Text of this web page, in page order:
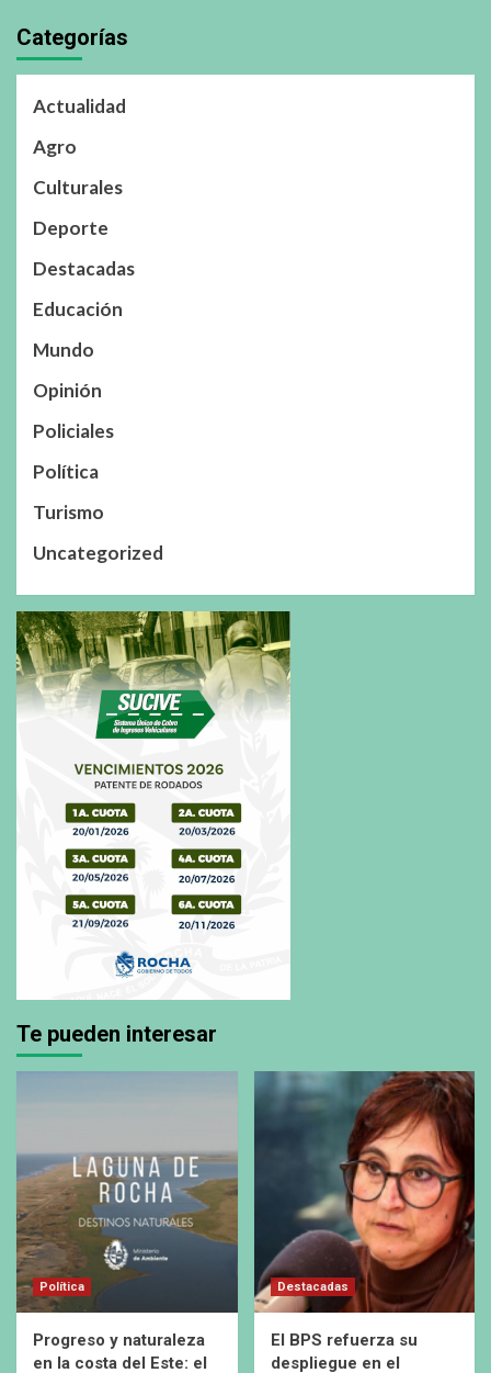
Categorías
Actualidad
Agro
Culturales
Deporte
Destacadas
Educación
Mundo
Opinión
Policiales
Política
Turismo
Uncategorized
Te pueden interesar
Política
Progreso y naturaleza
en la costa del Este: el
Destacadas
El BPS refuerza su
despliegue en el